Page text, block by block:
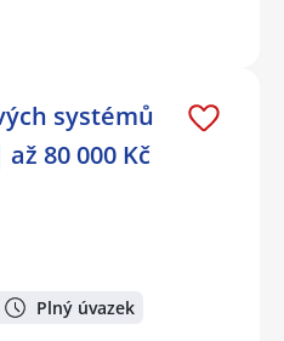
systémů
80 000 Kč
Plný úvazek